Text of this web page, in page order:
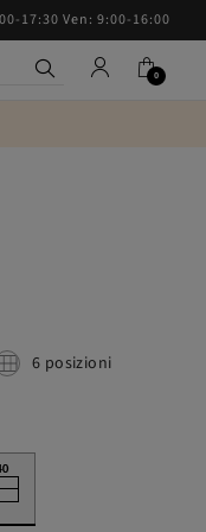
17:30 Ven: 9:00-16:00
0
6 posizioni